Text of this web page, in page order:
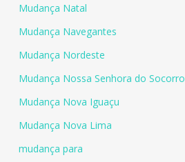
Mudança Natal
Mudança Navegantes
Mudança Nordeste
Mudança Nossa Senhora do Socorro
Mudança Nova Iguaçu
Mudança Nova Lima
mudança para